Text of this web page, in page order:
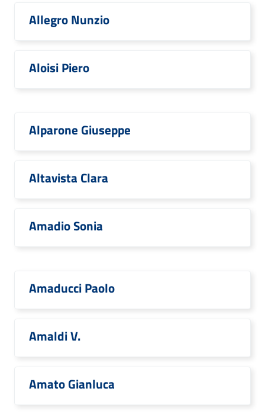
Allegro Nunzio
Aloisi Piero
Alparone Giuseppe
Altavista Clara
Amadio Sonia
Amaducci Paolo
Amaldi V.
Amato Gianluca